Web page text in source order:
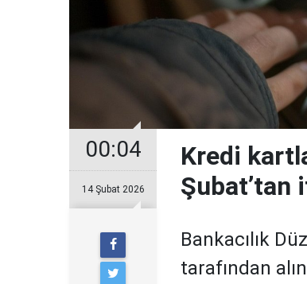
00:04
14 Şubat 2026
Kredi
Şubat’tan
Bankacılık
tarafından